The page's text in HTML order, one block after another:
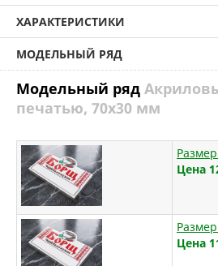
ХАРАКТЕРИСТИКИ
МОДЕЛЬНЫЙ РЯД
Модельный ряд
печатью, 70х30 мм
Цена
Цена